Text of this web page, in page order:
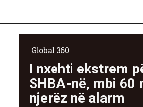
Global 360
I nxehti ekstrem
SHBA-në, mbi 60
njerëz në alarm